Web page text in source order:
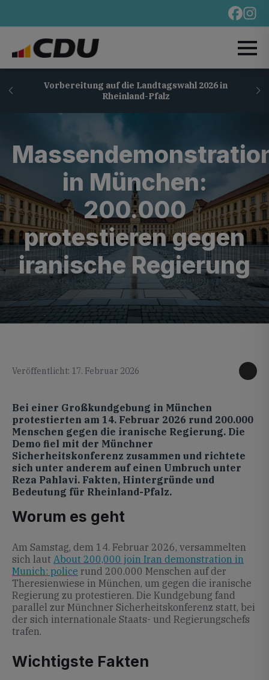
Vorbereitung auf die Landtagswahl 2026 in
Rheinland-Pfalz
in München:
200.000
protestieren gegen
iranische Regierung
Veröffentlicht: 17. Februar 2026
Bei einer Großkundgebung in München
protestierten am 14. Februar 2026 rund 200.000
Menschen gegen die iranische Regierung. Die
Demo fiel mit der Münchner
Sicherheitskonferenz zusammen und richtete
sich unter anderem auf einen Umbruch unter
Reza Pahlavi. Fakten, Hintergründe und
Bedeutung für Rheinland-Pfalz.
Worum es geht
Am Samstag, dem 14. Februar 2026, versammelten
sich laut About 200,000 join Iran demonstration in
Munich: police rund 200.000 Menschen auf der
Theresienwiese in München, um gegen die iranische
Regierung zu protestieren. Die Kundgebung fand
parallel zur Münchner Sicherheitskonferenz statt, bei
der sich internationale Staats- und Regierungschefs
trafen.
Wichtigste Fakten